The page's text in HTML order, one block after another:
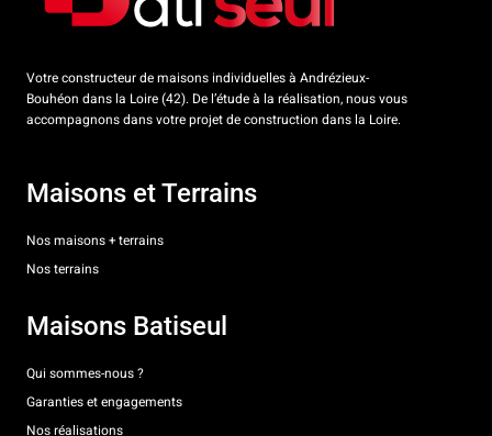
Votre constructeur de maisons individuelles à Andrézieux-
Bouhéon dans la Loire (42). De l’étude à la réalisation, nous vous
accompagnons dans votre projet de construction dans la Loire.
Maisons et Terrains
Nos maisons + terrains
Nos terrains
Maisons Batiseul
Qui sommes-nous ?
Garanties et engagements
Nos réalisations